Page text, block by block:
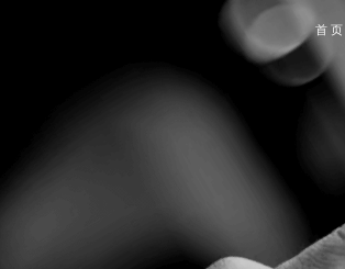
首 页